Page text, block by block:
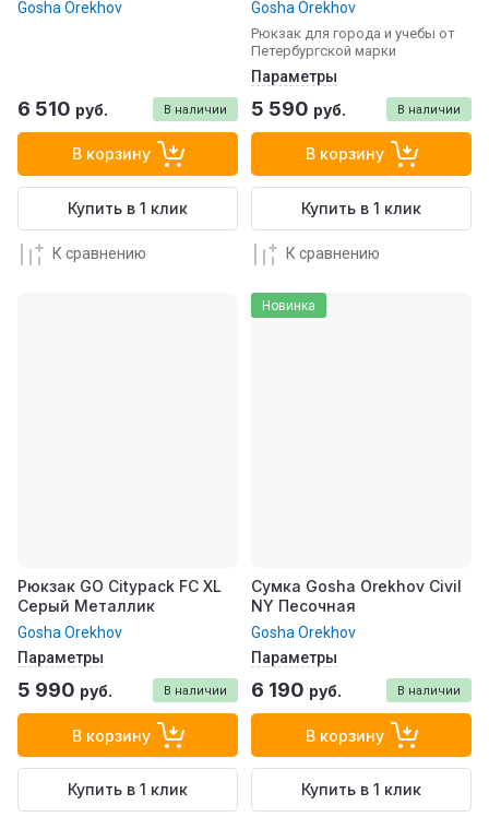
Gosha Orekhov
В наличии
6 510 руб.
В корзину
Купить в 1 клик
К сравнению
Gosha Orekhov
Рюкзак для города и учебы от
Петербургской марки
Параметры
В наличии
5 590 руб.
В корзину
Купить в 1 клик
К сравнению
Рюкзак GO Citypack FC XL
Серый Металлик
Gosha Orekhov
Параметры
В наличии
5 990 руб.
В корзину
Купить в 1 клик
Новинка
Сумка Gosha Orekhov Civil
NY Песочная
Gosha Orekhov
Параметры
В наличии
6 190 руб.
В корзину
Купить в 1 клик